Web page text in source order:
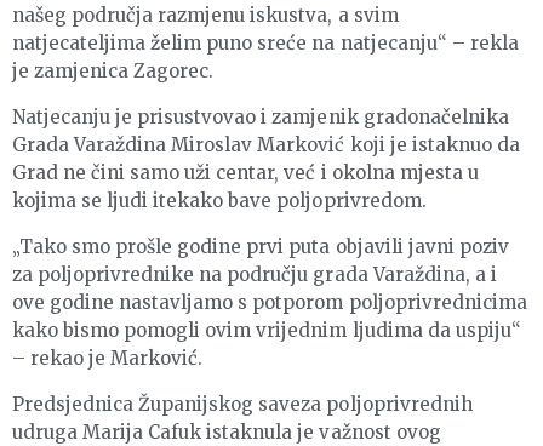
našeg područja razmjenu iskustva, a svim
natjecateljima želim puno sreće na natjecanju“ – rekla
je zamjenica Zagorec.
Natjecanju je prisustvovao i zamjenik gradonačelnika
Grada Varaždina Miroslav Marković koji je istaknuo da
Grad ne čini samo uži centar, već i okolna mjesta u
kojima se ljudi itekako bave poljoprivredom.
„Tako smo prošle godine prvi puta objavili javni poziv
za poljoprivrednike na području grada Varaždina, a i
ove godine nastavljamo s potporom poljoprivrednicima
kako bismo pomogli ovim vrijednim ljudima da uspiju“
– rekao je Marković.
Predsjednica Županijskog saveza poljoprivrednih
udruga Marija Cafuk istaknula je važnost ovog